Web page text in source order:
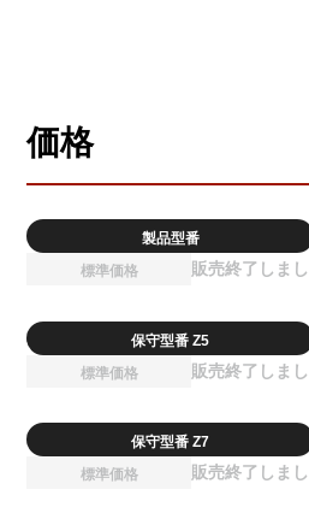
価格
製品型番
標準価格
販売終了しま
保守型番 Z5
標準価格
販売終了しま
保守型番 Z7
標準価格
販売終了しま